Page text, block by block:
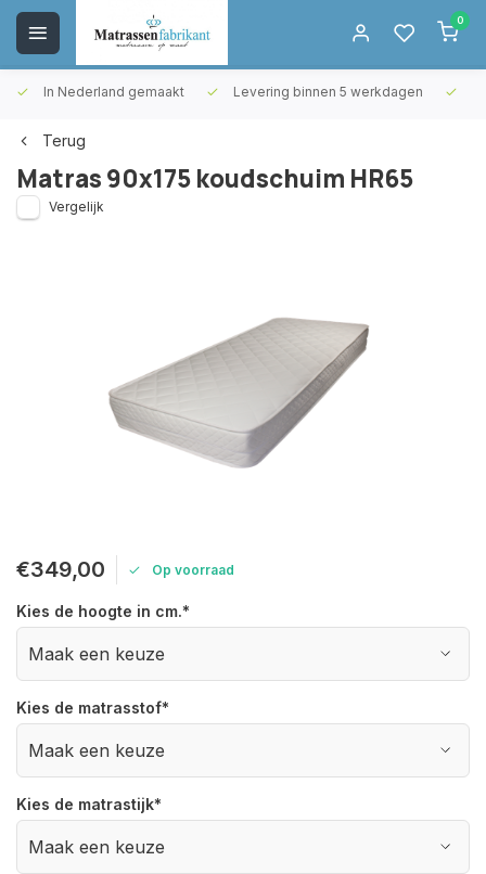
0
In Nederland gemaakt Levering binnen 5 werkdagen
Terug
Matras 90x175 koudschuim HR65
Vergelijk
€349,00 Op voorraad
Kies de hoogte in cm.*
Kies de matrasstof*
Kies de matrastijk*